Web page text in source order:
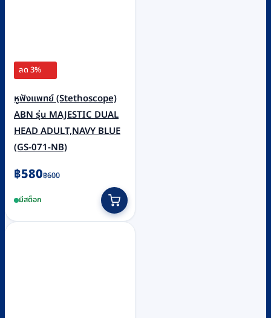
ลด 3%
หูฟังแพทย์ (Stethoscope)
ABN รุ่น MAJESTIC DUAL
HEAD ADULT,NAVY BLUE
(GS-071-NB)
฿600
Original
was:
฿600.
฿580
Current
is:
฿580.
มีสต็อก